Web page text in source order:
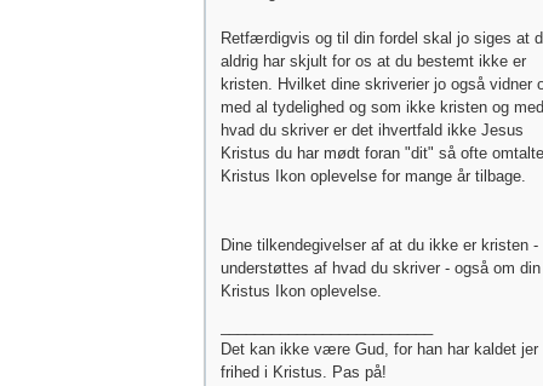
Retfærdigvis og til din fordel skal jo siges at
aldrig har skjult for os at du bestemt ikke er
kristen. Hvilket dine skriverier jo også vidner
med al tydelighed og som ikke kristen og med
hvad du skriver er det ihvertfald ikke Jesus
Kristus du har mødt foran "dit" så ofte omtalte
Kristus Ikon oplevelse for mange år tilbage.
Dine tilkendegivelser af at du ikke er kristen -
understøttes af hvad du skriver - også om din
Kristus Ikon oplevelse.
Det kan ikke være Gud, for han har kaldet jer
frihed i Kristus. Pas på!